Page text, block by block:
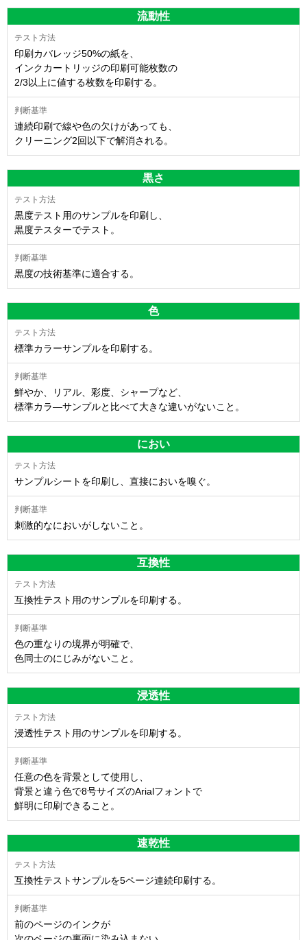
流動性
印刷カバレッジ50%の紙を、
インクカートリッジの印刷可能枚数の
2/3以上に値する枚数を印刷する。
連続印刷で線や色の欠けがあっても、
クリーニング2回以下で解消される。
黒さ
黒度テスト用のサンプルを印刷し、
黒度テスターでテスト。
黒度の技術基準に適合する。
色
標準カラーサンプルを印刷する。
鮮やか、リアル、彩度、シャープなど、
標準カラ―サンプルと比べて大きな違いがないこと。
におい
サンプルシートを印刷し、直接においを嗅ぐ。
刺激的なにおいがしないこと。
互換性
互換性テスト用のサンプルを印刷する。
色の重なりの境界が明確で、
色同士のにじみがないこと。
浸透性
浸透性テスト用のサンプルを印刷する。
任意の色を背景として使用し、
背景と違う色で8号サイズのArialフォントで
鮮明に印刷できること。
速乾性
互換性テストサンプルを5ページ連続印刷する。
前のページのインクが